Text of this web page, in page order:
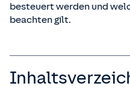
besteuert werden und
beachten gilt.